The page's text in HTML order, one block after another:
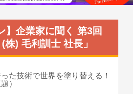
】企業家に聞く 第3回
株) 毛利訓士 社長」
た技術で世界を塗り替える！
）